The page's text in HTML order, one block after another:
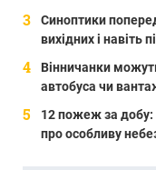
Синоптики
вихідних і навіть
Вінничанки
автобуса чи
12 пожеж за добу:
про особливу